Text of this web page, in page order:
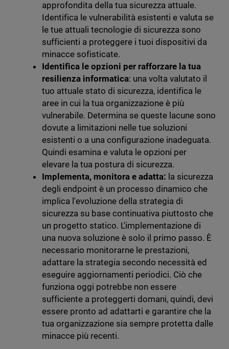
approfondita della tua sicurezza attuale.
Identifica le vulnerabilità esistenti e valuta se
le tue attuali tecnologie di sicurezza sono
sufficienti a proteggere i tuoi dispositivi da
minacce sofisticate.
Identifica le opzioni per rafforzare la tua
resilienza informatica: una volta valutato il
tuo attuale stato di sicurezza, identifica le
aree in cui la tua organizzazione è più
vulnerabile. Determina se queste lacune sono
dovute a limitazioni nelle tue soluzioni
esistenti o a una configurazione inadeguata.
Quindi esamina e valuta le opzioni per
elevare la tua postura di sicurezza.
Implementa, monitora e adatta: la sicurezza
degli endpoint è un processo dinamico che
implica l'evoluzione della strategia di
sicurezza su base continuativa piuttosto che
un progetto statico. L'implementazione di
una nuova soluzione è solo il primo passo. È
necessario monitorarne le prestazioni,
adattare la strategia secondo necessità ed
eseguire aggiornamenti periodici. Ciò che
funziona oggi potrebbe non essere
sufficiente a proteggerti domani, quindi, devi
essere pronto ad adattarti e garantire che la
tua organizzazione sia sempre protetta dalle
minacce più recenti.